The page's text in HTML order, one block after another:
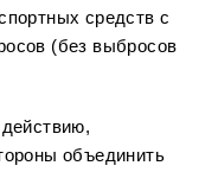
средств с
(без выбросов
объединить